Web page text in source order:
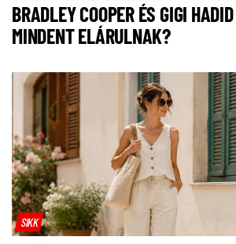
BRADLEY COOPER ÉS GIGI
MINDENT ELÁRULNAK?
SIKK